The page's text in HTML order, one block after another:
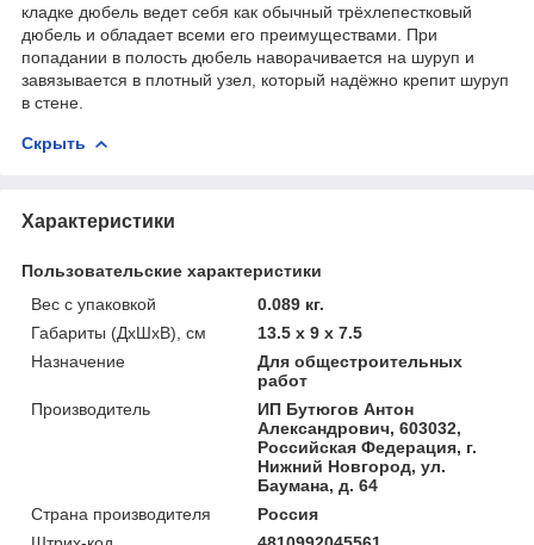
кладке дюбель ведет себя как обычный трёхлепестковый
дюбель и обладает всеми его преимуществами. При
попадании в полость дюбель наворачивается на шуруп и
завязывается в плотный узел, который надёжно крепит шуруп
в стене.
Скрыть
Характеристики
Пользовательские характеристики
Вес с упаковкой
0.089 кг.
Габариты (ДхШхВ), см
13.5 x 9 x 7.5
Назначение
Для общестроительных
работ
Производитель
ИП Бутюгов Антон
Александрович, 603032,
Российская Федерация, г.
Нижний Новгород, ул.
Баумана, д. 64
Страна производителя
Россия